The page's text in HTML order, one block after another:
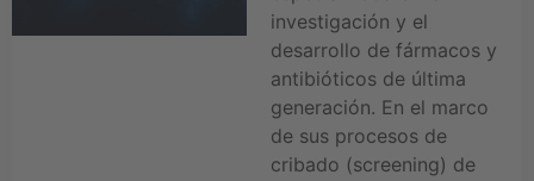
investigación y el
desarrollo de fármacos y
antibióticos de última
generación. En el marco
de sus procesos de
cribado (screening) de